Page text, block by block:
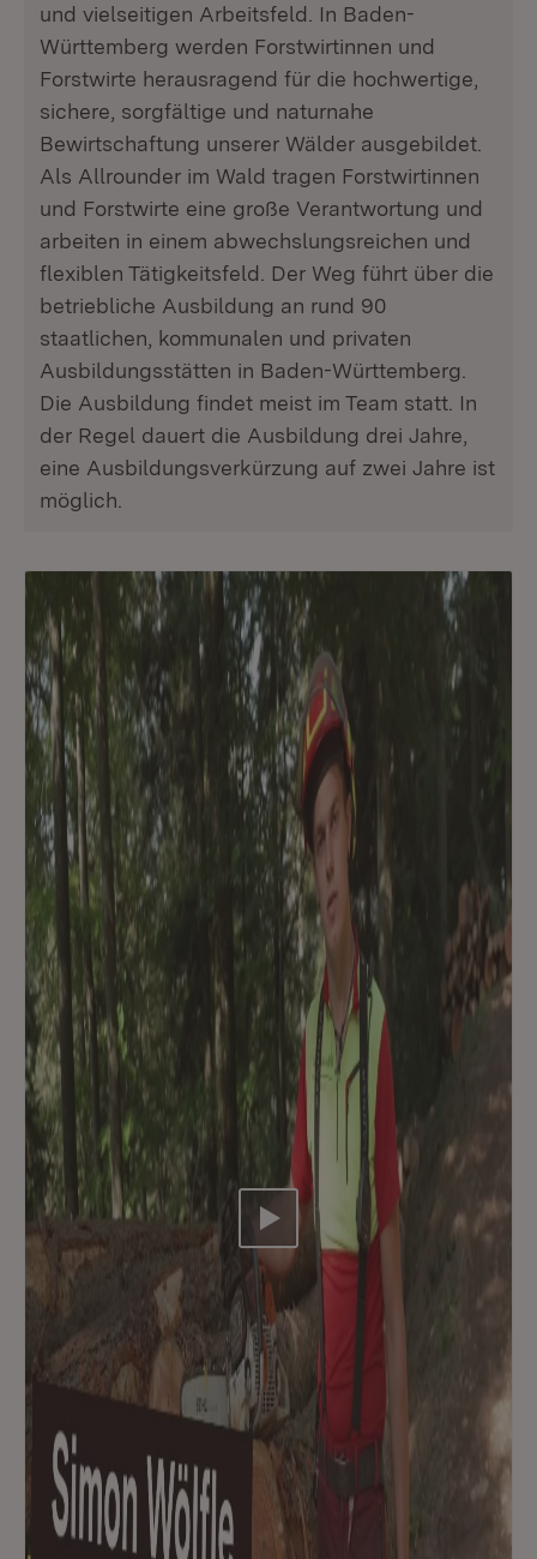
und vielseitigen Arbeitsfeld. In Baden-
Württemberg werden Forstwirtinnen und
Forstwirte herausragend für die hochwertige,
sichere, sorgfältige und naturnahe
Bewirtschaftung unserer Wälder ausgebildet.
Als Allrounder im Wald tragen Forstwirtinnen
und Forstwirte eine große Verantwortung und
arbeiten in einem abwechslungsreichen und
flexiblen Tätigkeitsfeld. Der Weg führt über die
betriebliche Ausbildung an rund 90
staatlichen, kommunalen und privaten
Ausbildungsstätten in Baden-Württemberg.
Die Ausbildung findet meist im Team statt. In
der Regel dauert die Ausbildung drei Jahre,
eine Ausbildungsverkürzung auf zwei Jahre ist
möglich.
Video abspielen